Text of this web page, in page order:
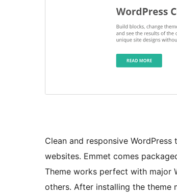
Clean and responsive
websites. Emmet comes
Theme works perfect with major
others. After installing the theme